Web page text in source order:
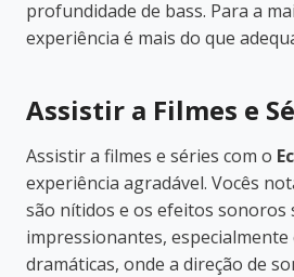
profundidade de bass. Para a
experiência é mais do que
Assistir a Filmes e
Assistir a filmes e séries com o
experiência agradável. Vocês
são nítidos e os efeitos sonoros
impressionantes, especialmente
dramáticas, onde a direção de